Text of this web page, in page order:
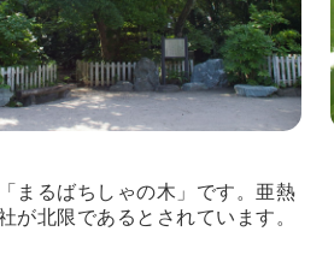
まるばちしゃの木」です。亜熱
が北限であるとされています。